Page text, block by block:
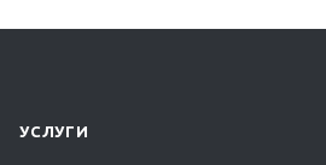
УСЛУГИ